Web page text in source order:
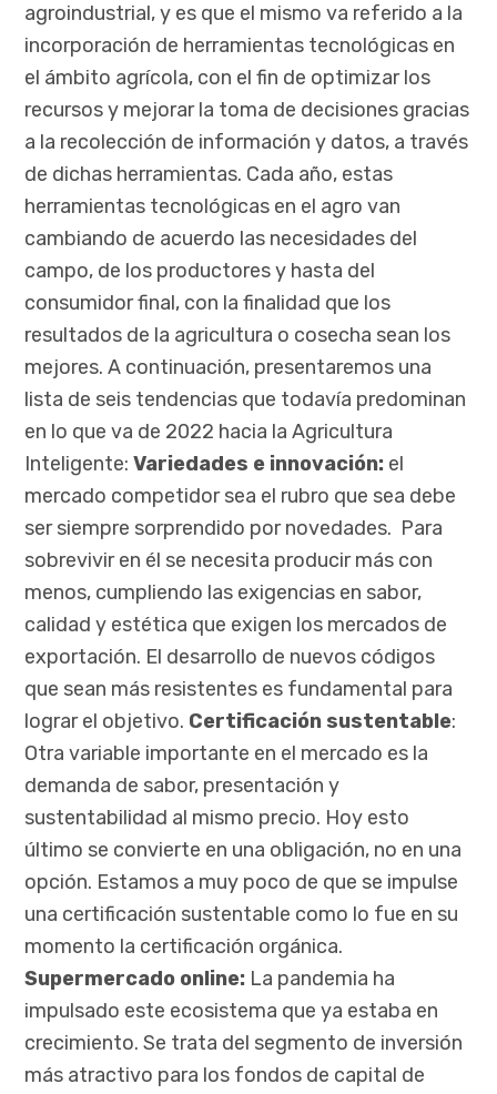
agroindustrial, y es que el mismo va referido a la
incorporación de herramientas tecnológicas en
el ámbito agrícola, con el fin de optimizar los
recursos y mejorar la toma de decisiones gracias
a la recolección de información y datos, a través
de dichas herramientas. Cada año, estas
herramientas tecnológicas en el agro van
cambiando de acuerdo las necesidades del
campo, de los productores y hasta del
consumidor final, con la finalidad que los
resultados de la agricultura o cosecha sean los
mejores. A continuación, presentaremos una
lista de seis tendencias que todavía predominan
en lo que va de 2022 hacia la Agricultura
Inteligente:Variedades e innovación: el
mercado competidor sea el rubro que sea debe
ser siempre sorprendido por novedades. Para
sobrevivir en él se necesita producir más con
menos, cumpliendo las exigencias en sabor,
calidad y estética que exigen los mercados de
exportación. El desarrollo de nuevos códigos
que sean más resistentes es fundamental para
lograr el objetivo. Certificación sustentable:
Otra variable importante en el mercado es la
demanda de sabor, presentación y
sustentabilidad al mismo precio. Hoy esto
último se convierte en una obligación, no en una
opción. Estamos a muy poco de que se impulse
una certificación sustentable como lo fue en su
momento la certificación orgánica.
Supermercado online: La pandemia ha
impulsado este ecosistema que ya estaba en
crecimiento. Se trata del segmento de inversión
más atractivo para los fondos de capital de